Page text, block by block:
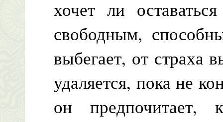
хочет ли
свободным,
выбегает, от страха
удаляется, пока не
он предпочитает,